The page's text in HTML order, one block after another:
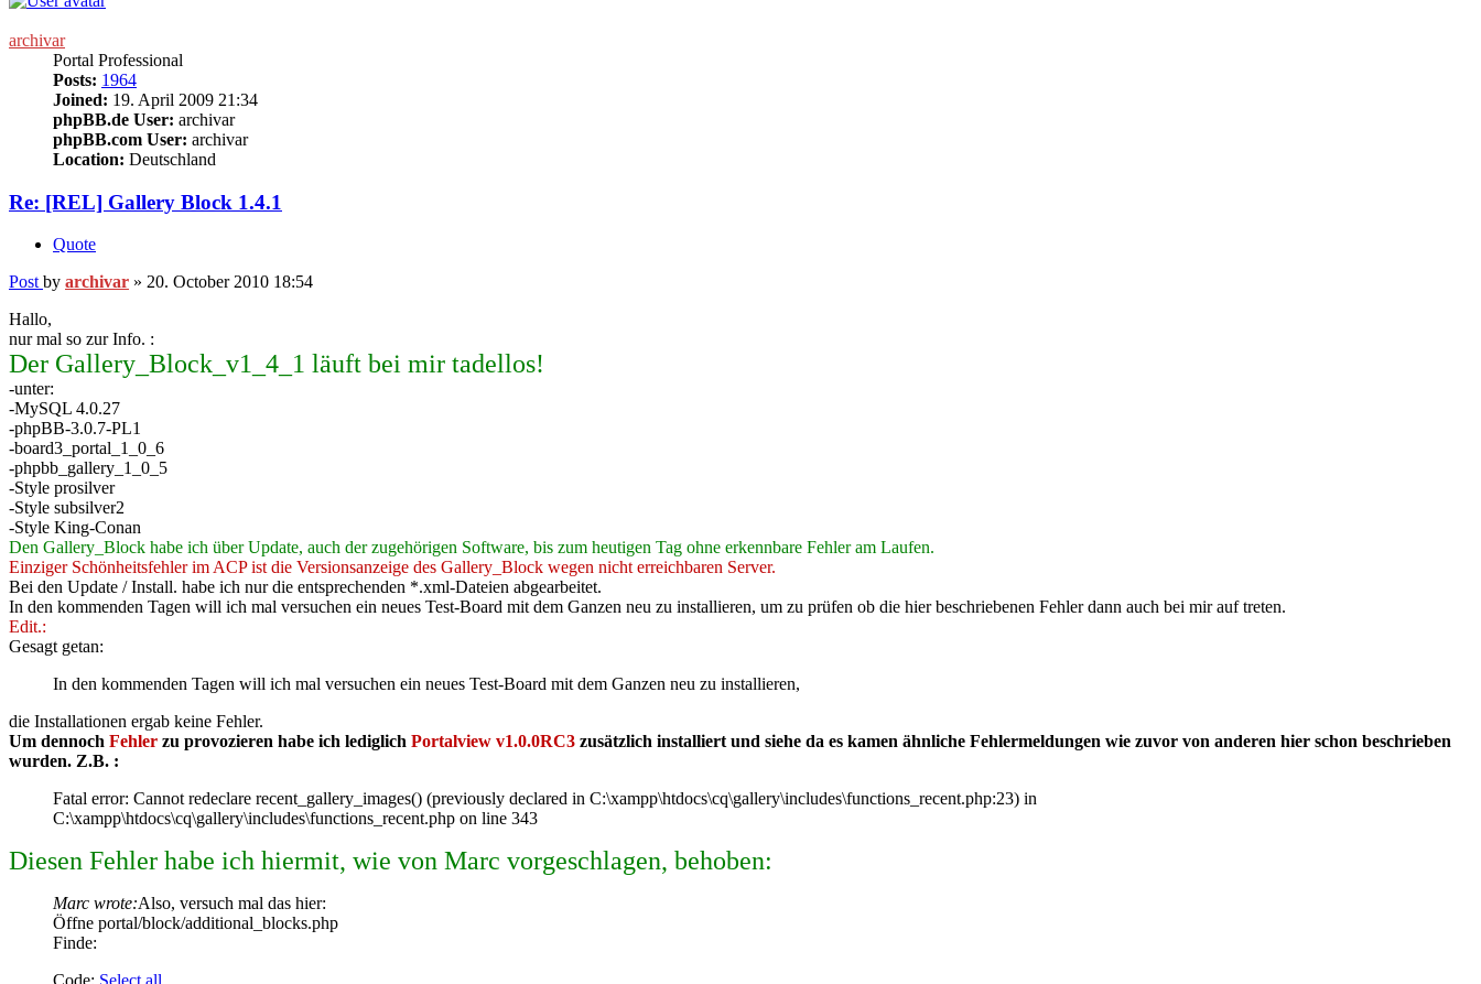
archivar
Portal Professional
Posts: 1964
Joined: 19. April 2009 21:34
phpBB.de User: archivar
phpBB.com User: archivar
Location: Deutschland
Re: [REL] Gallery Block 1.4.1
Quote
Post by archivar » 20. October 2010 18:54
Hallo,
nur mal so zur Info. :
Der Gallery_Block_v1_4_1 läuft bei mir tadellos!
-unter:
-MySQL 4.0.27
-phpBB-3.0.7-PL1
-board3_portal_1_0_6
-phpbb_gallery_1_0_5
-Style prosilver
-Style subsilver2
-Style King-Conan
Den Gallery_Block habe ich über Update, auch der zugehörigen Software, bis zum heutigen Tag ohne erkennbare Fehler am Laufen.
Einziger Schönheitsfehler im ACP ist die Versionsanzeige des Gallery_Block wegen nicht erreichbaren Server.
Bei den Update / Install. habe ich nur die entsprechenden *.xml-Dateien abgearbeitet.
In den kommenden Tagen will ich mal versuchen ein neues Test-Board mit dem Ganzen neu zu installieren, um zu prüfen ob die hier beschriebenen Fehler dann auch bei mir auf treten.
Edit.:
Gesagt getan:
In den kommenden Tagen will ich mal versuchen ein neues Test-Board mit dem Ganzen neu zu installieren,
die Installationen ergab keine Fehler.
Um dennoch Fehler zu provozieren habe ich lediglich Portalview v1.0.0RC3 zusätzlich installiert und siehe da es kamen ähnliche Fehlermeldungen wie zuvor von anderen hier schon beschrieben
wurden. Z.B. :
Fatal error: Cannot redeclare recent_gallery_images() (previously declared in C:\xampp\htdocs\cq\gallery\includes\functions_recent.php:23) in
C:\xampp\htdocs\cq\gallery\includes\functions_recent.php on line 343
Diesen Fehler habe ich hiermit, wie von Marc vorgeschlagen, behoben:
Marc wrote:Also, versuch mal das hier:
Öffne portal/block/additional_blocks.php
Finde: